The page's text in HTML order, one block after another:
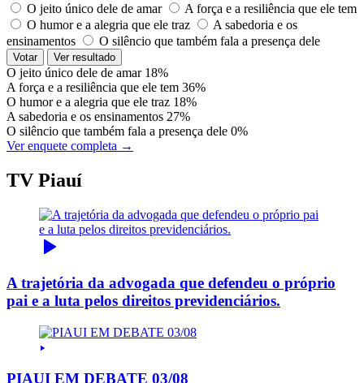
O jeito único dele de amar
A força e a resiliência que ele tem
O humor e a alegria que ele traz
A sabedoria e os
ensinamentos
O silêncio que também fala a presença dele
Votar Ver resultado
O jeito único dele de amar 18%
A força e a resiliência que ele tem 36%
O humor e a alegria que ele traz 18%
A sabedoria e os ensinamentos 27%
O silêncio que também fala a presença dele 0%
Ver enquete completa →
TV Piauí
A trajetória da advogada que defendeu o próprio
pai e a luta pelos direitos previdenciários.
PIAUI EM DEBATE 03/08